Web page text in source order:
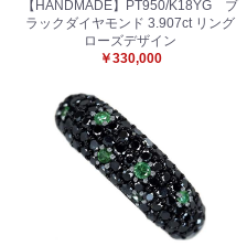
【HANDMADE】PT950/K18YG ブ
ラックダイヤモンド 3.907ct リング
ローズデザイン
￥330,000